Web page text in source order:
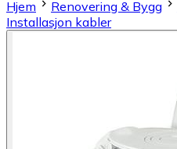
Hjem
Renovering & Bygg
Installasjon kabler